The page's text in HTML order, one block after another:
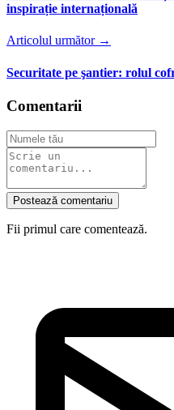
inspirație internațională
Articolul următor →
Securitate pe şantier: rolul
Comentarii
Postează comentariu
Fii primul care comentează.